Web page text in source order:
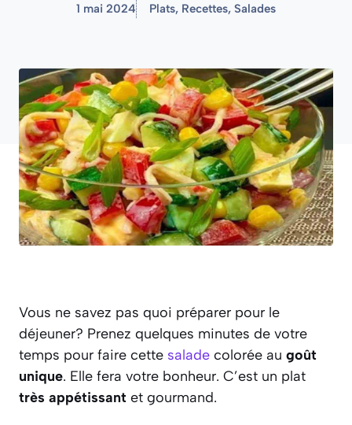
1 mai 2024 Plats, Recettes, Salades
Vous ne savez pas quoi préparer pour le
déjeuner? Prenez quelques minutes de votre
temps pour faire cette salade colorée au goût
unique. Elle fera votre bonheur. C’est un plat
très appétissant et gourmand.